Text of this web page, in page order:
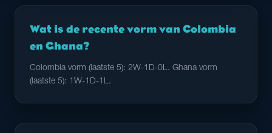
Wat is de recente vorm van Colombia
en Ghana?
Colombia vorm (laatste 5): 2W-1D-0L. Ghana vorm
(laatste 5): 1W-1D-1L.